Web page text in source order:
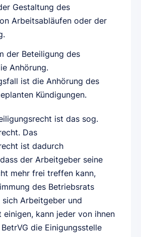
Gestaltung des
Arbeitsabläufen oder der
der Beteiligung des
Anhörung.
ist die Anhörung des
Kündigungen.
ist das sog.
Das
ist dadurch
der Arbeitgeber seine
mehr frei treffen kann,
des Betriebsrats
sich Arbeitgeber und
einigen, kann jeder von ihnen
die Einigungsstelle